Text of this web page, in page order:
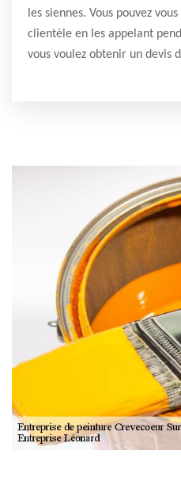
les siennes. Vous pouvez
clientèle en les appelant
vous voulez obtenir un devis